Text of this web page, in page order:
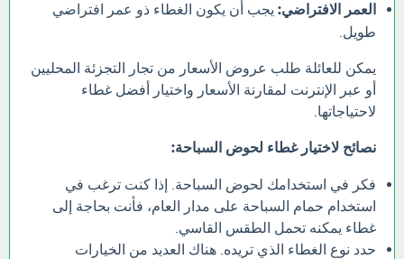
العمر الافتراضي: يجب أن يكون الغطاء ذو عمر افتراضي
طويل.
يمكن للعائلة طلب عروض الأسعار من تجار التجزئة المحليين
أو عبر الإنترنت لمقارنة الأسعار واختيار أفضل غطاء
لاحتياجاتها.
نصائح لاختيار غطاء لحوض السباحة:
فكر في استخدامك لحوض السباحة. إذا كنت ترغب في
استخدام حمام السباحة على مدار العام، فأنت بحاجة إلى
غطاء يمكنه تحمل الطقس القاسي.
حدد نوع الغطاء الذي تريده. هناك العديد من الخيارات